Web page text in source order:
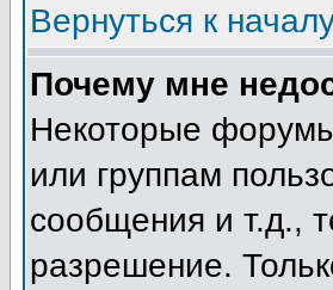
Вернуться к
Почему мне
Некоторые
или группам
сообщения и т.д.,
разрешение.